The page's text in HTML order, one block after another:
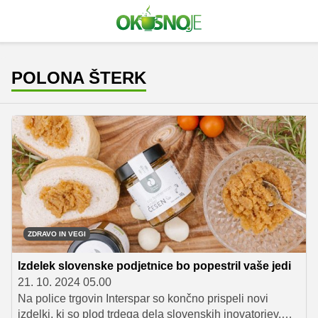
POLONA ŠTERK
ZDRAVO IN VEGI
Izdelek slovenske podjetnice bo popestril vaše jedi
21. 10. 2024 05.00
Na police trgovin Interspar so končno prispeli novi
izdelki, ki so plod trdega dela slovenskih inovatorjev.